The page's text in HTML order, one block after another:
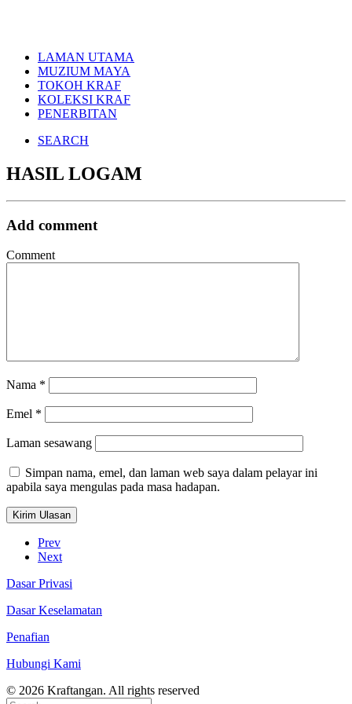
LAMAN UTAMA
MUZIUM MAYA
TOKOH KRAF
KOLEKSI KRAF
PENERBITAN
SEARCH
HASIL LOGAM
Add comment
Comment
Nama *
Emel *
Laman sesawang
Simpan nama, emel, dan laman web saya dalam pelayar ini
apabila saya mengulas pada masa hadapan.
Prev
Next
Dasar Privasi
Dasar Keselamatan
Penafian
Hubungi Kami
© 2026 Kraftangan. All rights reserved